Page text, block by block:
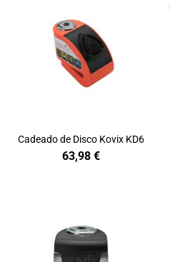
Cadeado de Disco Kovix KD6
63,98 €